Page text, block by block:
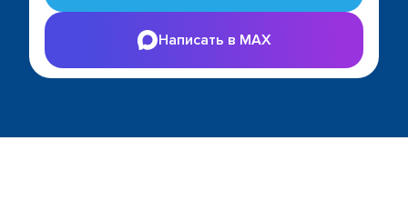
Написать в MAX